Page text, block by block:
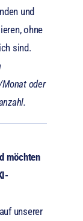
und
ohne
sind.
oder
möchten
unserer